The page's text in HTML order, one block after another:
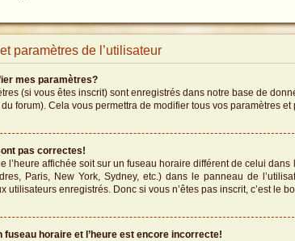
paramètres de l’utilisateur
mes paramètres?
(si vous êtes inscrit) sont enregistrés dans notre base de
forum). Cela vous permettra de modifier tous vos paramètres et
pas correctes!
l’heure affichée soit sur un fuseau horaire différent de celui
Paris, New York, Sydney, etc.) dans le panneau de
utilisateurs enregistrés. Donc si vous n’êtes pas inscrit, c’est le
fuseau horaire et l’heure est encore incorrecte!